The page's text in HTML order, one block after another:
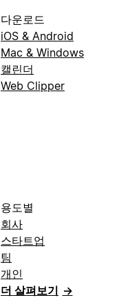
다운로드
iOS & Android
Mac & Windows
캘린더
Web Clipper
용도별
회사
스타트업
팀
개인
더 살펴보기 →